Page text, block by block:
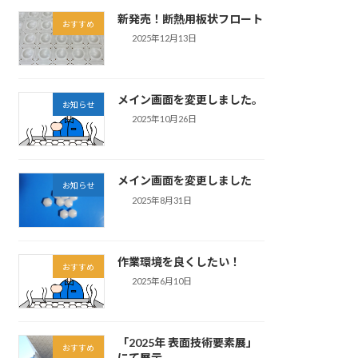
おすすめ 新発売！断熱用板状フロート
2025年12月13日
お知らせ メイン画面を変更しました。
2025年10月26日
お知らせ メイン画面を変更しました
2025年8月31日
おすすめ 作業環境を良くしたい！
2025年6月10日
おすすめ
「2025年 表面技術要素展」